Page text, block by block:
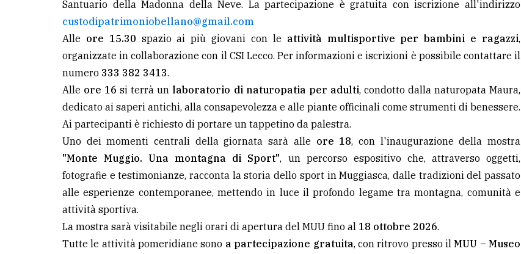
Santuario della Madonna della Neve. La partecipazione è gratuita con iscrizione all'indirizzo
custodipatrimoniobellano@gmail.com
Alle ore 15.30 spazio ai più giovani con le attività multisportive per bambini e ragazzi,
organizzate in collaborazione con il CSI Lecco. Per informazioni e iscrizioni è possibile contattare il
numero 333 382 3413.
Alle ore 16 si terrà un laboratorio di naturopatia per adulti, condotto dalla naturopata Maura,
dedicato ai saperi antichi, alla consapevolezza e alle piante officinali come strumenti di benessere.
Ai partecipanti è richiesto di portare un tappetino da palestra.
Uno dei momenti centrali della giornata sarà alle ore 18, con l'inaugurazione della mostra
"Monte Muggio. Una montagna di Sport", un percorso espositivo che, attraverso oggetti,
fotografie e testimonianze, racconta la storia dello sport in Muggiasca, dalle tradizioni del passato
alle esperienze contemporanee, mettendo in luce il profondo legame tra montagna, comunità e
attività sportiva.
La mostra sarà visitabile negli orari di apertura del MUU fino al 18 ottobre 2026.
Tutte le attività pomeridiane sono a partecipazione gratuita, con ritrovo presso ilMUU – Museo